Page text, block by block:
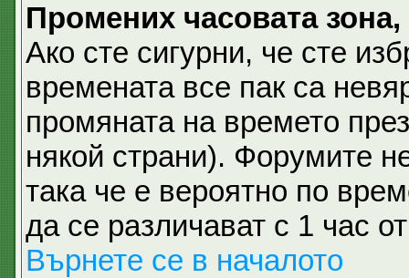
Промених часовата
Ако сте сигурни, че сте
времената все пак са
промяната на времето
някой страни). Форумите
така че е вероятно по
да се различават с 1 час
Върнете се в началото